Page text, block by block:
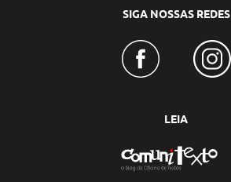
SIGA NOSSAS REDES
LEIA